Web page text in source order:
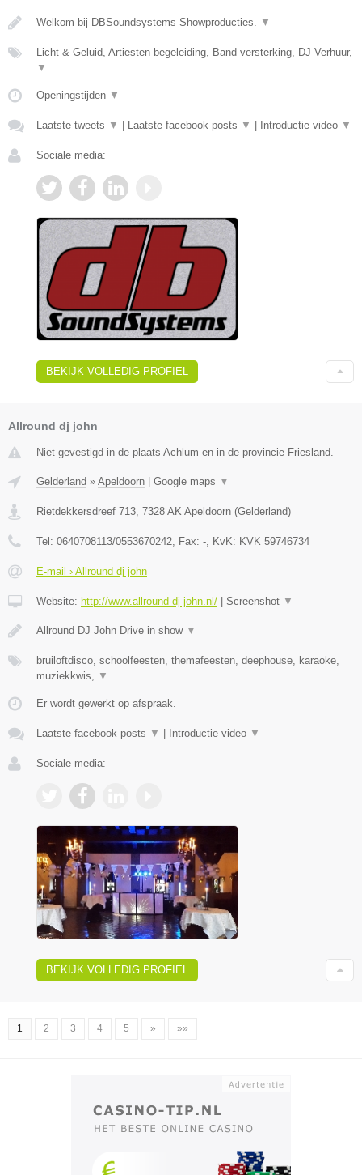
Welkom bij DBSoundsystems Showproducties. ▼
Licht & Geluid, Artiesten begeleiding, Band versterking, DJ Verhuur,
▼
Openingstijden ▼
Laatste tweets ▼ | Laatste facebook posts ▼ | Introductie video ▼
Sociale media:
BEKIJK VOLLEDIG PROFIEL
Allround dj john
Niet gevestigd in de plaats Achlum en in de provincie Friesland.
Gelderland » Apeldoorn Google maps ▼
Rietdekkersdreef 713, 7328 AK Apeldoorn (Gelderland)
Tel: 0640708113/0553670242, Fax: -, KvK: KVK 59746734
E-mail › Allround dj john
Website: http://www.allround-dj-john.nl/ Screenshot ▼
Allround DJ John Drive in show ▼
bruiloftdisco, schoolfeesten, themafeesten, deephouse, karaoke,
muziekkwis, ▼
Er wordt gewerkt op afspraak.
Laatste facebook posts ▼ Introductie video ▼
Sociale media:
BEKIJK VOLLEDIG PROFIEL
1 2 3 4 5 » »»